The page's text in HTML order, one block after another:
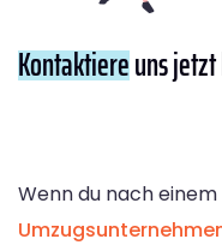
Kontaktiereuns
Wenn du nach